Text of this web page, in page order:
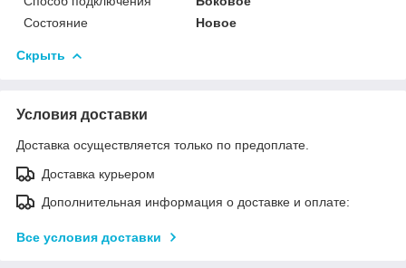
Состояние
Новое
Скрыть
Условия доставки
Доставка осуществляется только по предоплате.
Доставка курьером
Дополнительная информация о доставке и оплате:
Все условия доставки